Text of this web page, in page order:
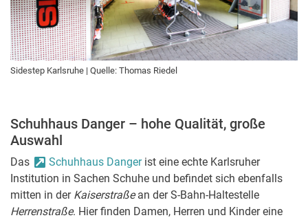
Sidestep Karlsruhe | Quelle: Thomas Riedel
Schuhhaus Danger – hohe Qualität, große
Auswahl
Das Schuhhaus Dangerist eine echte Karlsruher
Institution in Sachen Schuhe und befindet sich ebenfalls
mitten in der Kaiserstraßean der S-Bahn-Haltestelle
Herrenstraße. Hier finden Damen, Herren und Kinder eine